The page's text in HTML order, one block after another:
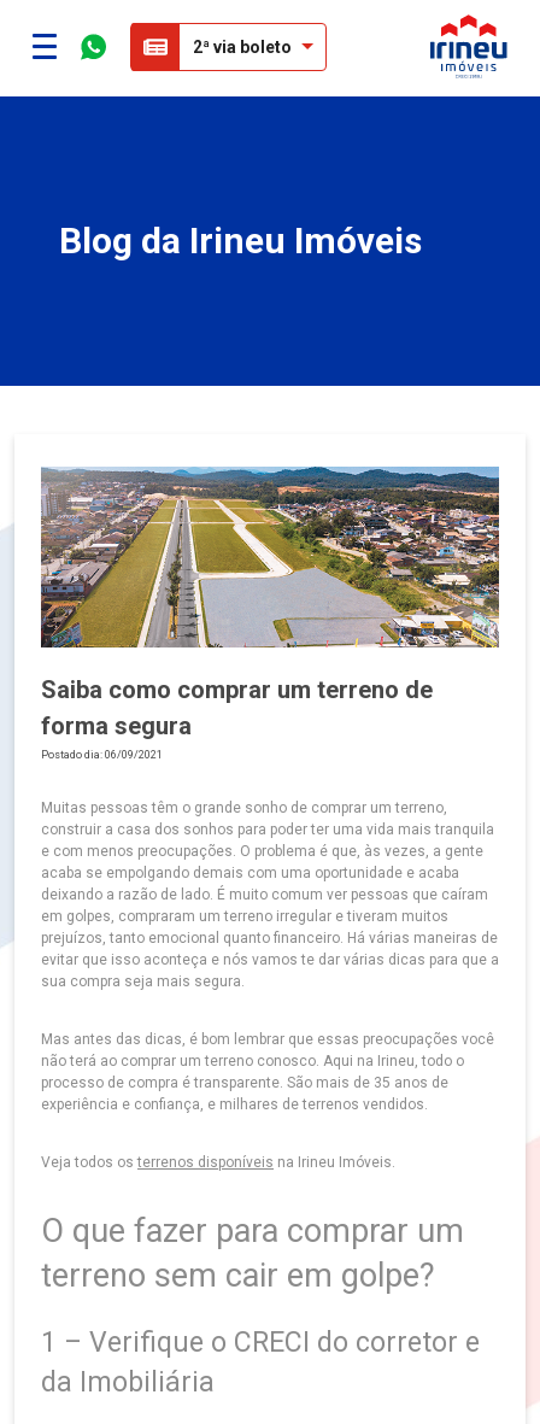
2ª via boleto
Blog da Irineu Imóveis
Saiba como comprar um terreno de
forma segura
Postado dia: 06/09/2021
Muitas pessoas têm o grande sonho de comprar um terreno,
construir a casa dos sonhos para poder ter uma vida mais tranquila
e com menos preocupações. O problema é que, às vezes, a gente
acaba se empolgando demais com uma oportunidade e acaba
deixando a razão de lado. É muito comum ver pessoas que caíram
em golpes, compraram um terreno irregular e tiveram muitos
prejuízos, tanto emocional quanto financeiro. Há várias maneiras de
evitar que isso aconteça e nós vamos te dar várias dicas para que a
sua compra seja mais segura.
Mas antes das dicas, é bom lembrar que essas preocupações você
não terá ao comprar um terreno conosco. Aqui na Irineu, todo o
processo de compra é transparente. São mais de 35 anos de
experiência e confiança, e milhares de terrenos vendidos.
Veja todos osterrenos disponíveis na Irineu Imóveis.
O que fazer para comprar um
terreno sem cair em golpe?
1 – Verifique o CRECI do corretor e
da Imobiliária